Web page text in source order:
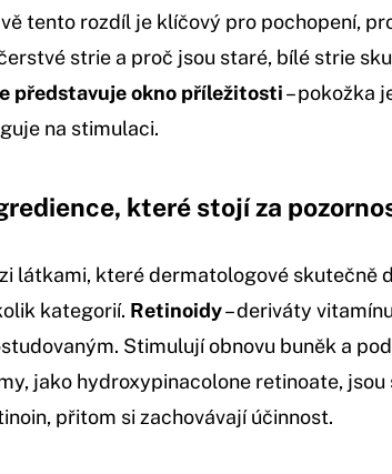
tento rozdíl je klíčový pro pochopení,
strie a proč jsou staré, bílé strie
představuje okno příležitosti– pokožka
na stimulaci.
které stojí za
látkami, které dermatologové skutečně
kategorií. Retinoidy– deriváty
Stimulují obnovu buněk a
jako hydroxypinacolone retinoate,
přitom si zachovávají účinnost.